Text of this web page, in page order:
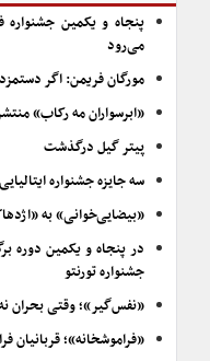
پنجاه و یکمین جشنواره
می‌رود
مورگان فریمن: اگر
«ابرسواران مه رکاب»
پیتر گیل درگذشت
سه جایزه جشنواره
«بیضایی‌خوانی» به
در پنجاه و یکمین دوره
جشنواره تورنتو
«نفس‌گیر»؛ وقتی بحران
«فراموشخانه»؛ قربانیان